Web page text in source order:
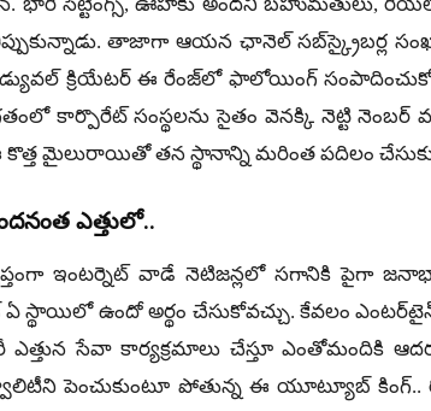
తాజాగా ఆయన ఛానెల్ సబ్‌స్క్రైబర్ల
క్రియేటర్ ఈ రేంజ్‌లో ఫాలోయింగ్
కార్పొరేట్ సంస్థలను సైతం వెనక్కి నెట్టి నెంబర్
కొత్త మైలురాయితో తన స్థానాన్ని మరింత పదిలం
ఎత్తులో..
ఇంటర్నెట్ వాడే నెటిజన్లలో సగానికి పైగా
ఏ స్థాయిలో ఉందో అర్థం చేసుకోవచ్చు. కేవలం
సేవా కార్యక్రమాలు చేస్తూ ఎంతోమందికి
పెంచుకుంటూ పోతున్న ఈ యూట్యూబ్ కింగ్..